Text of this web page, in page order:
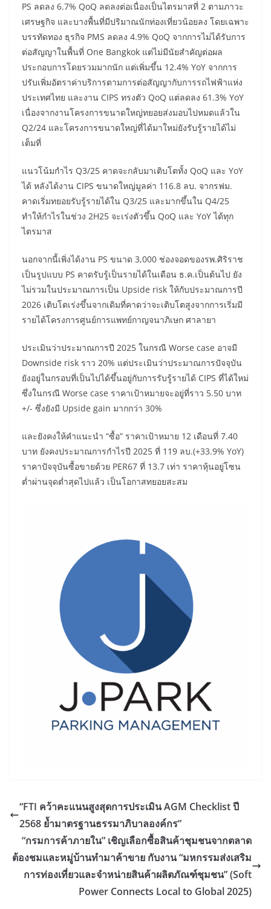
PS ลดลง 6.7% QoQ ลดลงต่อเนื่องเป็นไตรมาสที่ 2 ตามภาวะ
เศรษฐกิจ และบางพื้นที่มีปริมาณนักท่องเที่ยวน้อยลง โดยเฉพาะ
บรรทัดทอง ธุรกิจ PMS ลดลง 4.9% QoQ จากการไม่ได้รับการ
ต่อสัญญาในพื้นที่ One Bangkok แต่ไม่มีนัยสำคัญต่อผล
ประกอบการโดยรวมมากนัก แต่เพิ่มขึ้น 12.4% YoY จากการ
ปรับเพิ่มอัตราค่าบริการตามการต่อสัญญากับการรถไฟฟ้าแห่ง
ประเทศไทย และงาน CIPS ทรงตัว QoQ แต่ลดลง 61.3% YoY
เนื่องจากงานโครงการขนาดใหญ่ทยอยส่งมอบไปหมดแล้วใน
Q2/24 และโครงการขนาดใหญ่ที่ได้มาใหม่ยังรับรู้รายได้ไม่
เต็มที่
แนวโน้มกำไร Q3/25 คาดจะกลับมาเติบโตทั้ง QoQ และ YoY
ได้ หลังได้งาน CIPS ขนาดใหญ่มูลค่า 116.8 ลบ. จากรฟม.
คาดเริ่มทยอยรับรู้รายได้ใน Q3/25 และมากขึ้นใน Q4/25
ทำให้กำไรในช่วง 2H25 จะเร่งตัวขึ้น QoQ และ YoY ได้ทุก
ไตรมาส
นอกจากนี้เพิ่งได้งาน PS ขนาด 3,000 ช่องจอดของรพ.ศิริราช
เป็นรูปแบบ PS คาดรับรู้เป็นรายได้ในเดือน ธ.ค.เป็นต้นไป ยัง
ไม่รวมในประมาณการเป็น Upside risk ให้กับประมาณการปี
2026 เติบโตเร่งขึ้นจากเดิมที่คาดว่าจะเติบโตสูงจากการเริ่มมี
รายได้โครงการศูนย์การแพทย์กาญจนาภิเษก ศาลายา
ประเมินว่าประมาณการปี 2025 ในกรณี Worse case อาจมี
Downside risk ราว 20% แต่ประเมินว่าประมาณการปัจจุบัน
ยังอยู่ในกรอบที่เป็นไปได้ขึ้นอยู่กับการรับรู้รายได้ CIPS ที่ได้ใหม่
ซึ่งในกรณี Worse case ราคาเป้าหมายจะอยู่ที่ราว 5.50 บาท
+/- ซึ่งยังมี Upside gain มากกว่า 30%
และยังคงให้คำแนะนำ “ซื้อ” ราคาเป้าหมาย 12 เดือนที่ 7.40
บาท ยังคงประมาณการกำไรปี 2025 ที่ 119 ลบ.(+33.9% YoY)
ราคาปัจจุบันซื้อขายด้วย PER67 ที่ 13.7 เท่า ราคาหุ้นอยู่โซน
ต่ำผ่านจุดต่ำสุดไปแล้ว เป็นโอกาสทยอยสะสม
“FTI คว้าคะแนนสูงสุดการประเมิน AGM Checklist ปี
2568 ย้ำมาตรฐานธรรมาภิบาลองค์กร”
“กรมการค้าภายใน” เชิญเลือกซื้อสินค้าชุมชนจากตลาด
ต้องชมและหมู่บ้านทำมาค้าขาย กับงาน “มหกรรมส่งเสริม
การท่องเที่ยวและจำหน่ายสินค้าผลิตภัณฑ์ชุมชน” (Soft
Power Connects Local to Global 2025)